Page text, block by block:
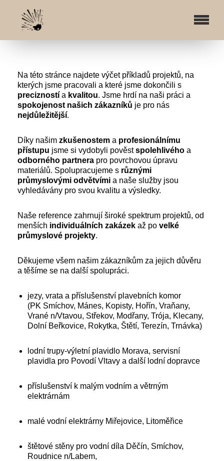
Na této stránce najdete výčet příkladů projektů, na
kterých jsme pracovali a které jsme dokončili s
precizností a kvalitou. Jsme hrdí na naši práci a
spokojenost našich zákazníků je pro nás
nejdůležitější.
Díky našim zkušenostem a profesionálnímu
přístupu jsme si vydobyli pověstspolehlivého a
odborného partnera pro povrchovou úpravu
materiálů. Spolupracujeme s různými
průmyslovými odvětvími a naše služby jsou
vyhledávány pro svou kvalitu a výsledky.
Naše reference zahrnují široké spektrum projektů, od
menších individuálních zakázek až po velké
průmyslové projekty.
Děkujeme všem našim zákazníkům za jejich důvěru
a těšíme se na další spolupráci.
jezy, vrata a příslušenství plavebních komor
(PK Smíchov, Mánes, Kopisty, Hořín, Vraňany,
Vrané n/Vtavou, Střekov, Modřany, Trója, Klecany,
Dolní Beřkovice, Rokytka, Štětí, Terezín, Trnávka)
lodní trupy-výletní plavidlo Morava, servisní
plavidla pro Povodí Vltavy a další lodní dopravce
příslušenství k malým vodním a větrným
elektrárnám
malé vodní elektrárny Miřejovice, Litoměřice
štětové stěny pro vodní díla Děčín, Smíchov,
Roudnice n/Labem,